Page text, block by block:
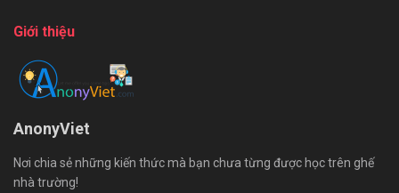
Giới thiệu
AnonyViet
Nơi chia sẻ những kiến thức mà bạn chưa từng được học trên ghế
nhà trường!